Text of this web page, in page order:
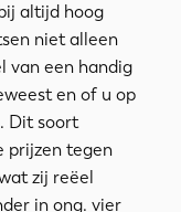
altijd hoog
niet alleen
van een handig
en of u op
Dit soort
prijzen tegen
zij reëel
in ong. vier